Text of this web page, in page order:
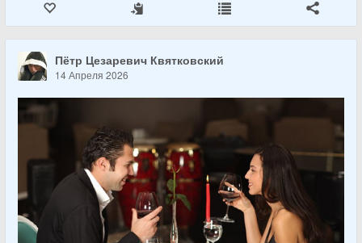
Пётр Цезаревич Квятковский
14 Апреля 2026